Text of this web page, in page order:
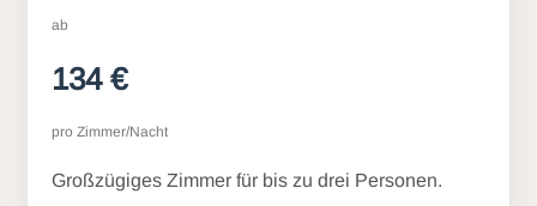
ab
134 €
pro Zimmer/Nacht
Großzügiges Zimmer für bis zu drei Personen.